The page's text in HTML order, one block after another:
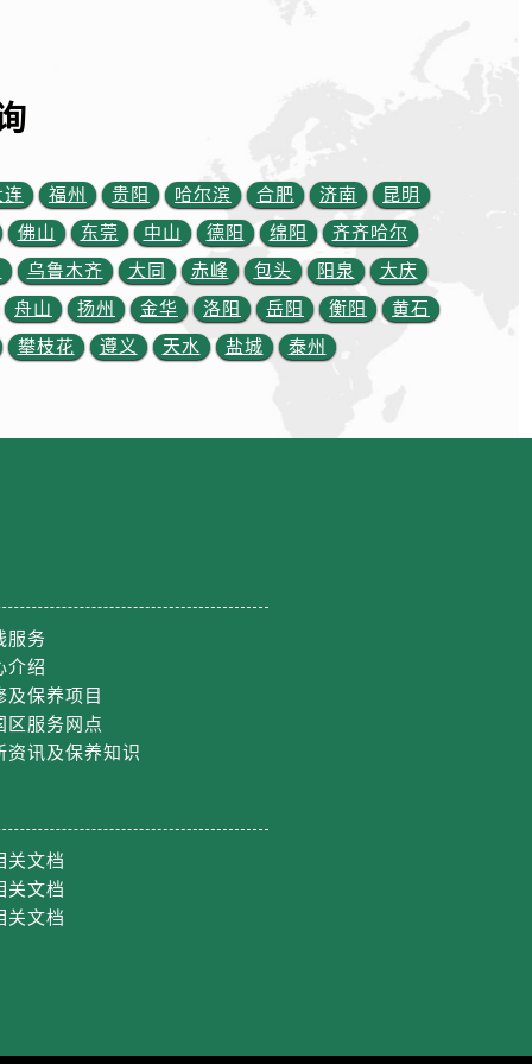
）
连 福州 贵阳 哈尔滨 合肥 济南
昆明
佛山
东莞 中山 德阳 绵阳
齐齐哈尔
乌鲁木齐 大同 赤峰 包头 阳泉
大庆
舟山
扬州 金华 洛阳 岳阳 衡阳
黄石
攀枝花
遵义 天水 盐城 泰州
服务
介绍
及保养项目
区服务网点
资讯及保养知识
关文档
关文档
关文档